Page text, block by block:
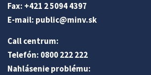
Fax: +421 2 5094 4397
E-mail: public@minv.sk
Call centrum:
Telefón: 0800 222 222
Nahlásenie problému: